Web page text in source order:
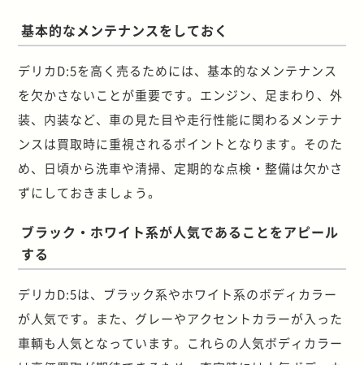
基本的なメンテナンスをしておく
デリカD:5を高く売るためには、基本的なメンテナンス
を欠かさないことが重要です。エンジン、足まわり、外
装、内装など、車の見た目や走行性能に関わるメンテナ
ンスは買取時に重視されるポイントとなります。そのた
め、日頃から洗車や清掃、定期的な点検・整備は欠かさ
ずにしておきましょう。
ブラック・ホワイト系が人気であることをアピール
する
デリカD:5は、ブラック系やホワイト系のボディカラー
が人気です。また、グレーやアクセントカラーが入った
車輌も人気となっています。これらの人気ボディカラー